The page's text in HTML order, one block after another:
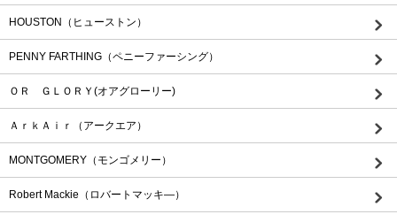
HOUSTON（ヒューストン）
PENNY FARTHING（ペニーファーシング）
ＯＲ ＧＬＯＲＹ(オアグローリー)
ＡｒｋＡｉｒ（アークエア）
MONTGOMERY（モンゴメリー）
Robert Mackie（ロバートマッキ―）